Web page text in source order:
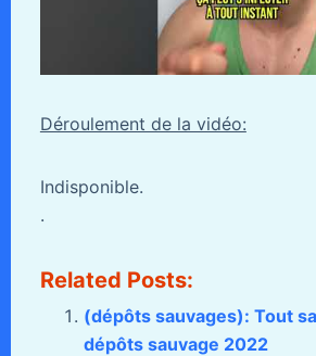
Déroulement de la vidéo:
Indisponible.
.
Related Posts:
(dépôts sauvages): Tout
dépôts sauvage 2022